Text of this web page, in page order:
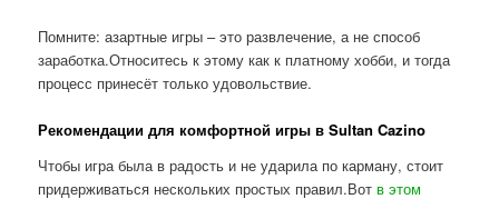
Помните: азартные игры – это развлечение, а не способ
заработка.Относитесь к этому как к платному хобби, и тогда
процесс принесёт только удовольствие.
Рекомендации для комфортной игры в Sultan Cazino
Чтобы игра была в радость и не ударила по карману, стоит
придерживаться нескольких простых правил.Вотв этом